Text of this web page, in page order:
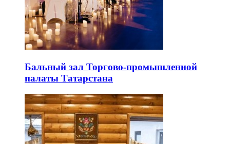
Бальный зал Торгово-промышленной
палаты Татарстана